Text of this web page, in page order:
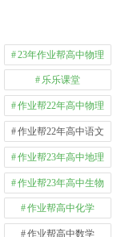
23年作业帮高中物理
乐乐课堂
作业帮22年高中物理
作业帮22年高中语文
作业帮23年高中地理
作业帮23年高中生物
作业帮高中化学
作业帮高中数学